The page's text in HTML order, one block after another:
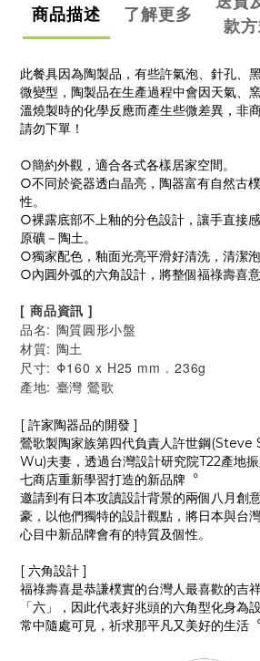
商品描述 了解更多
款
此餐具因為陶製品，有些許氣泡、針孔、
微變型，陶製品在生產過程中會因天氣、
溫燒製時的化學反應而產生些微差異，非
請勿下單！
○簡約外觀，適合各式各樣居家空間。
○不同於瓷器透白晶亮，陶器富有自然古
性。
○裸露底部不上釉的分色設計，讓手直接
原礦－陶土。
○獨家配色，釉面光亮平滑好清洗，清潔泡
○內圓外弧的六角設計，將整個福祿壽喜意
[ 商品資訊 ]
品名: 陶質圓形小盤
材質: 陶土
尺寸: Φ160 x H25 mm . 236g
產地: 臺灣 鶯歌
[ 許家陶器品的開發 ]
鶯歌製陶家族第四代負責人許世鋼
Wu)夫妻，透過台灣設計研究院T22產地
七商店重新學習打造的新品牌︒
邀請到有日本攻讀設計背景的兩個八月創
豪，以他們獨特的設計觀點，將日本與台
心目中新品牌會有的特質及個性。
[ 六角設計 ]
福祿壽喜是恭謙樸實的台灣人最喜歡的吉
「六」，因此代表好兆頭的六角型化身為
常中隨處可見，祈求那平凡又美好的生活